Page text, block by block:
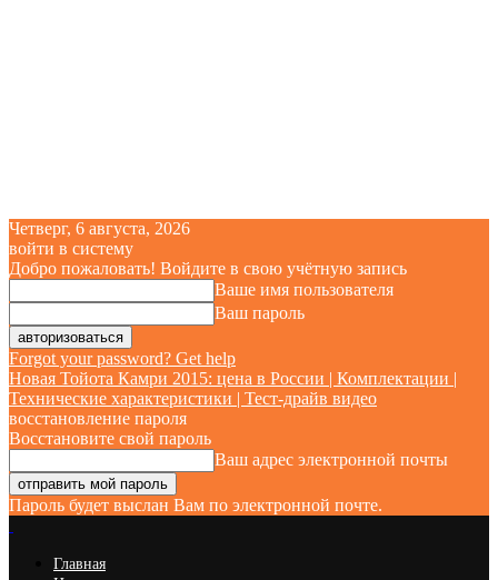
Четверг, 6 августа, 2026
войти в систему
Добро пожаловать! Войдите в свою учётную запись
Ваше имя пользователя
Ваш пароль
Forgot your password? Get help
Новая Тойота Камри 2015: цена в России | Комплектации |
Технические характеристики | Тест-драйв видео
восстановление пароля
Восстановите свой пароль
Ваш адрес электронной почты
Пароль будет выслан Вам по электронной почте.
Главная